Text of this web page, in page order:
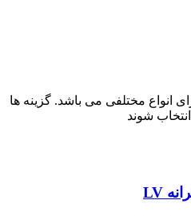
انواع مختلفی می باشد. گزینه ها
شوند